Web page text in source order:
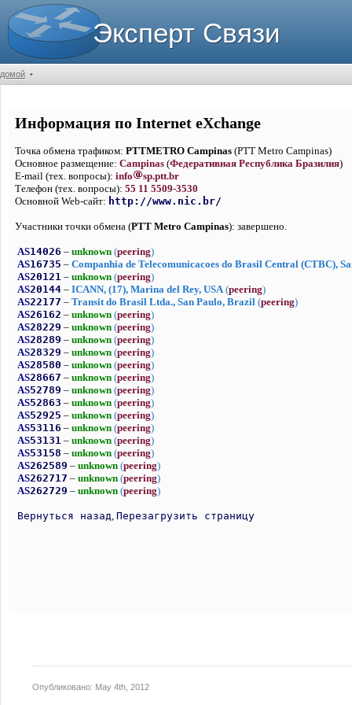
Эксперт Связи
домой •
Опубликовано: May 4th, 2012